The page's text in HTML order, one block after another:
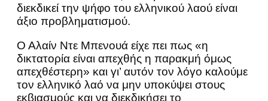
διεκδικεί την ψήφο του ελληνικού λαού είναι
άξιο προβληματισμού.
Ο Αλαίν Ντε Μπενουά είχε πει πως «η
δικτατορία είναι απεχθής η παρακμή όμως
απεχθέστερη» και γι’ αυτόν τον λόγο καλούμε
τον ελληνικό λαό να μην υποκύψει στους
εκβιασμούς και να διεκδικήσει το